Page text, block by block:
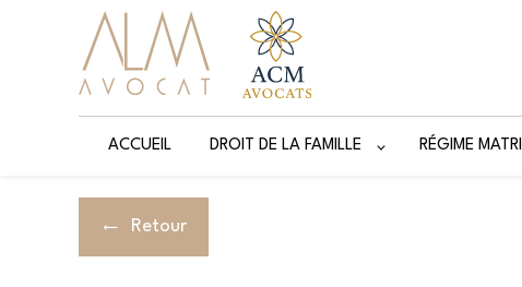
ACCUEIL DROIT DE LA FAMILLE RÉGIME
Retour
Panneau de gestion des cookies